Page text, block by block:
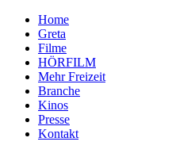
Home
Greta
Filme
HÖRFILM
Mehr Freizeit
Branche
Kinos
Presse
Kontakt